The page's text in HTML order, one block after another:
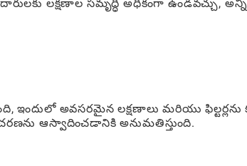
లక్షణాల సమృద్ధి అధికంగా ఉండవచ్చు,
ఇందులో అవసరమైన లక్షణాలు మరియు
ఆస్వాదించడానికి అనుమతిస్తుంది.